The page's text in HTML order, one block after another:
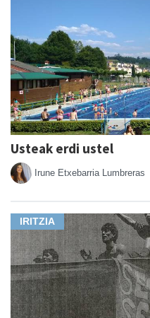
Usteak erdi ustel
Irune Etxebarria Lumbreras
IRITZIA